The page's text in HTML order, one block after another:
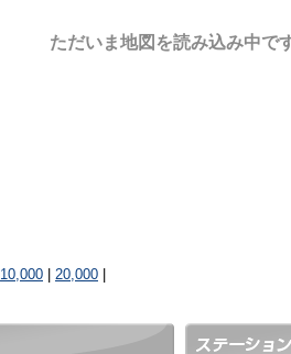
ただいま地図を読み込み中で
10,000 20,000